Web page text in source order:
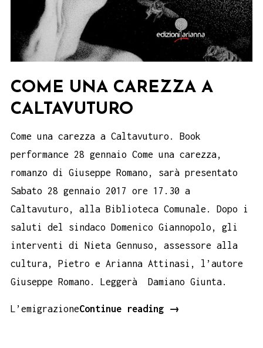
COME UNA CAREZZA A
CALTAVUTURO
Come una carezza a Caltavuturo. Book
performance 28 gennaio Come una carezza,
romanzo di Giuseppe Romano, sarà presentato
Sabato 28 gennaio 2017 ore 17.30 a
Caltavuturo, alla Biblioteca Comunale. Dopo i
saluti del sindaco Domenico Giannopolo, gli
interventi di Nieta Gennuso, assessore alla
cultura, Pietro e Arianna Attinasi, l’autore
Giuseppe Romano. Leggerà Damiano Giunta.
L’emigrazioneContinue reading
Come
→